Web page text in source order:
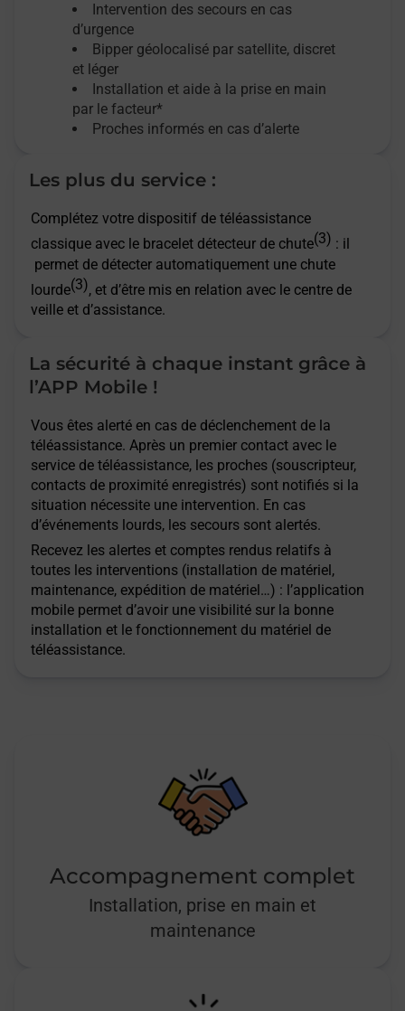
Intervention des secours en cas
d’urgence
Bipper géolocalisé par satellite, discret
et léger
Installation et aide à la prise en main
par le facteur*
Proches informés en cas d’alerte
Les plus du service :
Complétez votre dispositif de téléassistance
classique avec le bracelet détecteur de chute(3) : il
permet de détecter automatiquement une chute
lourde(3), et d’être mis en relation avec le centre de
veille et d’assistance.
La sécurité à chaque instant grâce à
l’APP Mobile !
Vous êtes alerté en cas de déclenchement de la
téléassistance. Après un premier contact avec le
service de téléassistance, les proches (souscripteur,
contacts de proximité enregistrés) sont notifiés si la
situation nécessite une intervention. En cas
d’événements lourds, les secours sont alertés.
Recevez les alertes et comptes rendus relatifs à
toutes les interventions (installation de matériel,
maintenance, expédition de matériel…) : l’application
mobile permet d’avoir une visibilité sur la bonne
installation et le fonctionnement du matériel de
téléassistance.
Accompagnement complet
Installation, prise en main et
maintenance